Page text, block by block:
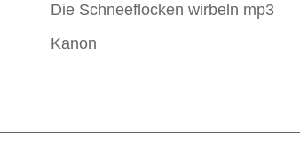
Die Schneeflocken wirbeln mp3
Kanon